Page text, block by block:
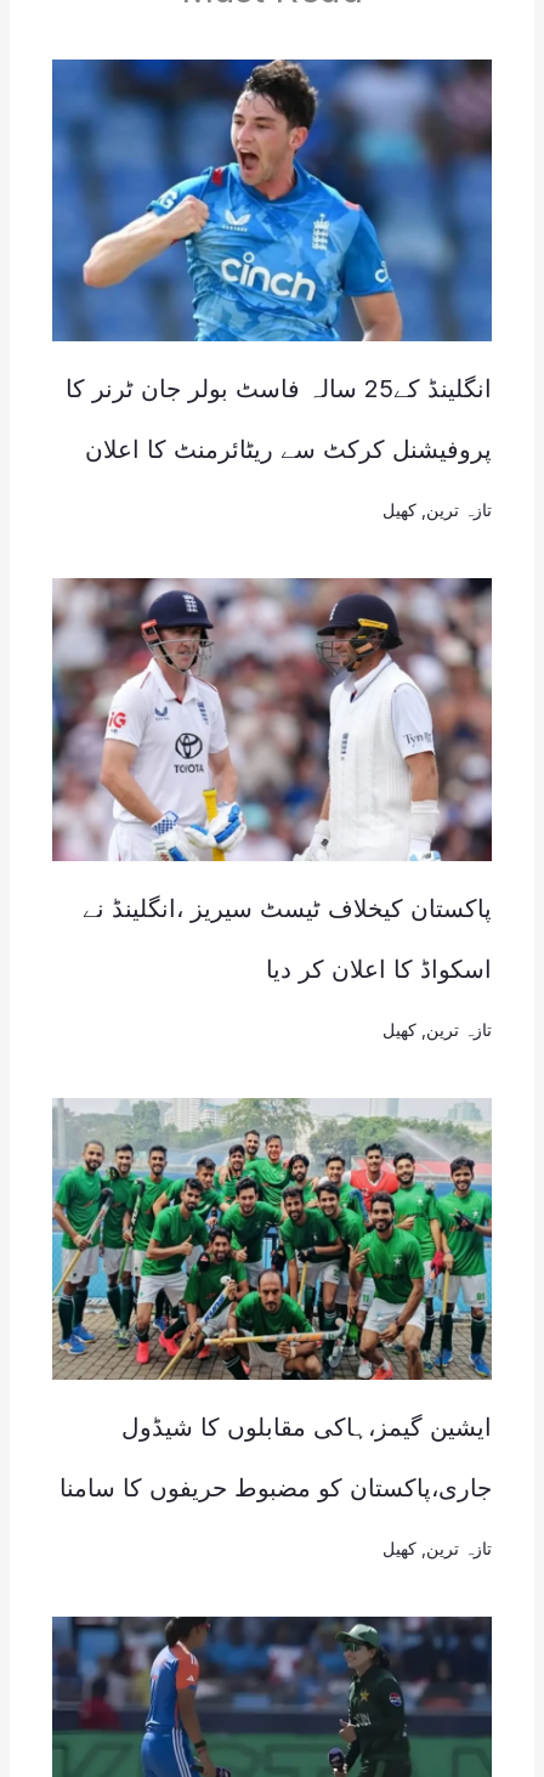
انگلینڈ کے25 سالہ فاسٹ بولر جان ٹرنر کا
پروفیشنل کرکٹ سے ریٹائرمنٹ کا اعلان
تازہ ترین کھیل
پاکستان کیخلاف ٹیسٹ سیریز ،انگلینڈ نے
اسکواڈ کا اعلان کر دیا
تازہ ترین کھیل
ایشین گیمز،ہاکی مقابلوں کا شیڈول
جاری،پاکستان کو مضبوط حریفوں کا سامنا
تازہ ترین کھیل